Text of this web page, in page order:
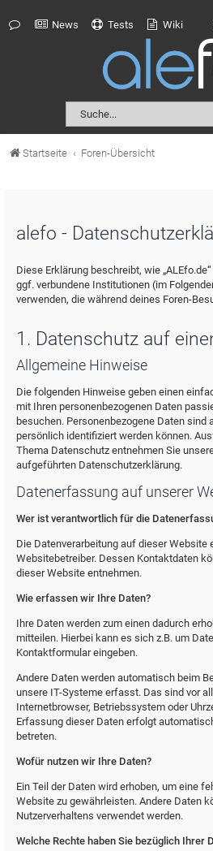
News Tests Wiki
Startseite Foren-Übersicht
alefo -
Diese Erklärung beschreibt, wie „ALEfo.de“
ggf. verbundene Institutionen (im
verwenden, die während deines Foren-
1. Datenschutz auf
Allgemeine Hinweise
Die folgenden Hinweise geben einen
mit Ihren personenbezogenen Daten
besuchen. Personenbezogene Daten sind
persönlich identifiziert werden können.
Thema Datenschutz entnehmen Sie
aufgeführten Datenschutzerklärung.
Datenerfassung auf unserer
Wer ist verantwortlich für die
Die Datenverarbeitung auf dieser Website
Websitebetreiber. Dessen Kontaktdaten
dieser Website entnehmen.
Wie erfassen wir Ihre Daten?
Ihre Daten werden zum einen dadurch
mitteilen. Hierbei kann es sich z.B. um
Kontaktformular eingeben.
Andere Daten werden automatisch beim
unsere IT-Systeme erfasst. Das sind vor
Internetbrowser, Betriebssystem oder
Erfassung dieser Daten erfolgt
betreten.
Wofür nutzen wir Ihre Daten?
Ein Teil der Daten wird erhoben, um eine
Website zu gewährleisten. Andere Daten
Nutzerverhaltens verwendet werden.
Welche Rechte haben Sie bezüglich Ihrer